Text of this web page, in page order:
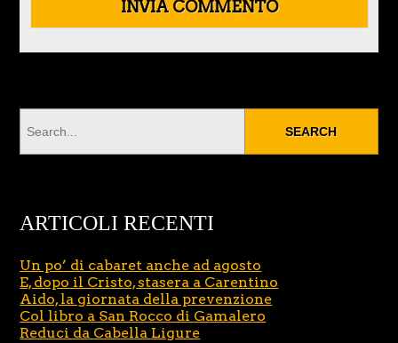
ARTICOLI RECENTI
Un po’ di cabaret anche ad agosto
E, dopo il Cristo, stasera a Carentino
Aido, la giornata della prevenzione
Col libro a San Rocco di Gamalero
Reduci da Cabella Ligure